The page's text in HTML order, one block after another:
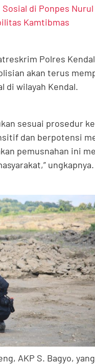
di Ponpes Nurul
Kamtibmas
Polres
akan terus
di wilayah Kendal.
sesuai prosedur
dan berpotensi
pemusnahan ini
ungkapnya.
AKP S. Bagyo,